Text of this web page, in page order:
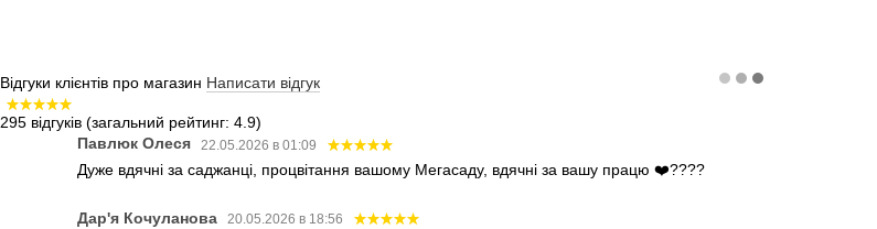
Відгуки клієнтів про магазин Написати відгук
295 відгуків (загальний рейтинг: 4.9)
Павлюк Олеся
22.05.2026 в 01:09
Дуже вдячні за саджанці, процвітання вашому Мегасаду, вдячні за вашу працю ❤️????
Дар'я Кочуланова 20.05.2026 в 18:56